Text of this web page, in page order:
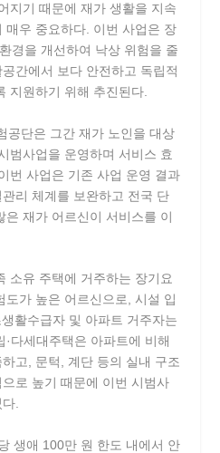
지기 때문에 재가 생활을 지속
매우 중요하다. 이번 사업은 장
경을 개선하여 낙상 위험을 줄
간에서 보다 안전하고 독립적
지원하기 위해 추진된다.
공단은 그간 재가 노인을 대상
범사업을 운영하며 서비스 효
번 사업은 기존 사업 운영 결과
리 체계를 보완하고 전국 단
은 재가 어르신이 서비스를 이
소유 주택에 거주하는 장기요
도가 높은 어르신으로, 시설 입
활수급자 및 아파트 거주자는
다세대주택은 아파트에 비해
고, 문턱, 계단 등의 실내 구조
로 높기 때문에 이번 시범사
.
생애 100만 원 한도 내에서 안